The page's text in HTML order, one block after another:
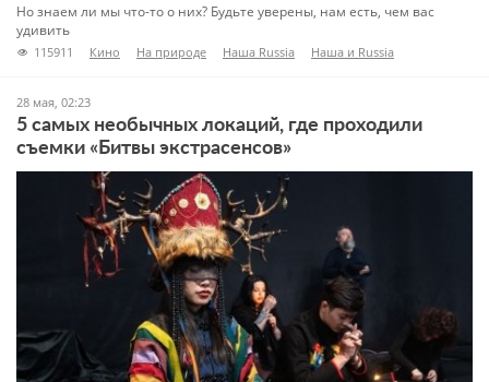
Но знаем ли мы что-то о них? Будьте уверены, нам есть, чем вас
удивить
115911 Кино На природе Наша Russia
Наша и Russia
28 мая, 02:23
5 самых необычных локаций, где проходили
съемки «Битвы экстрасенсов»